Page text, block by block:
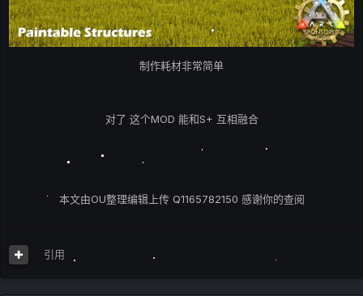
制作耗材非常简单
对了 这个MOD 能和S+ 互相融合
本文由OU整理编辑上传 Q1165782150 感谢你的查阅
引用